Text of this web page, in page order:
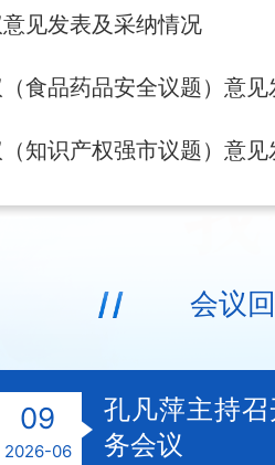
见发表及采纳情况
食品药品安全议题）意
知识产权强市议题）意
会议
09
2026-06
孔凡萍主持
务会议